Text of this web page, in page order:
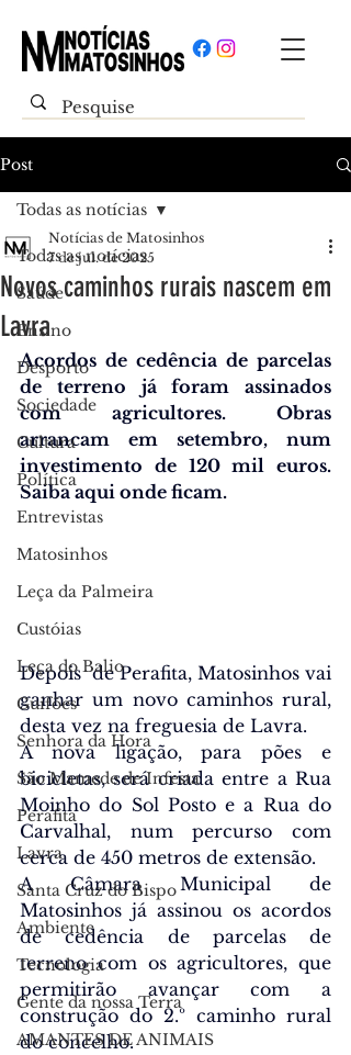
Post
Todas as notícias
Saúde
Ensino
Desporto
Sociedade
Cultura
Política
Entrevistas
Matosinhos
Leça da Palmeira
Custóias
Leça do Balio
Guifões
Senhora da Hora
São Mamede de Infesta
Perafita
Lavra
Santa Cruz do Bispo
Ambiente
Tecnologia
Gente da nossa Terra
AMANTES DE ANIMAIS
Todas as notícias
Novos caminhos rurais nascem em
Lavra
Notícias de Matosinhos
7 de jul. de 2025
Acordos de cedência de parcelas
de terreno já foram assinados
com agricultores. Obras
arrancam em setembro, num
investimento de 120 mil euros.
Saiba aqui onde ficam.
Depois  de Perafita, Matosinhos vai
ganhar um novo caminhos rural,
desta vez na freguesia de Lavra.
A nova ligação, para pões e
bicicletas, será criada entre a Rua
Moinho do Sol Posto e a Rua do
Carvalhal, num percurso com
cerca de 450 metros de extensão.
A Câmara Municipal de
Matosinhos já assinou os acordos
de cedência de parcelas de
terreno com os agricultores, que
permitirão avançar com a
construção do 2.º caminho rural
do concelho.